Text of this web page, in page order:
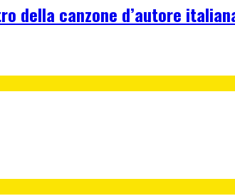
della canzone d’autore